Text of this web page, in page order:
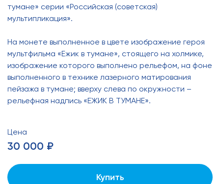
тумане» серии «Российская (советская)
мультипликация».
На монете выполненное в цвете изображение героя
мультфильма «Ежик в тумане», стоящего на холмике,
изображение которого выполнено рельефом, на фоне
выполненного в технике лазерного матирования
пейзажа в тумане; вверху слева по окружности –
рельефная надпись «ЕЖИК В ТУМАНЕ».
Цена
30 000 ₽
Купить